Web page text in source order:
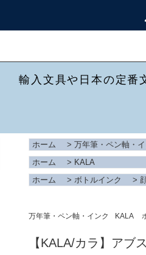
輸入文具や日本の定番
ホーム > 万年筆・ペン軸・
ホーム
> KALA
ホーム
> ボトルインク >
万年筆・ペン軸・インク KALA
【KALA/カラ】アブ